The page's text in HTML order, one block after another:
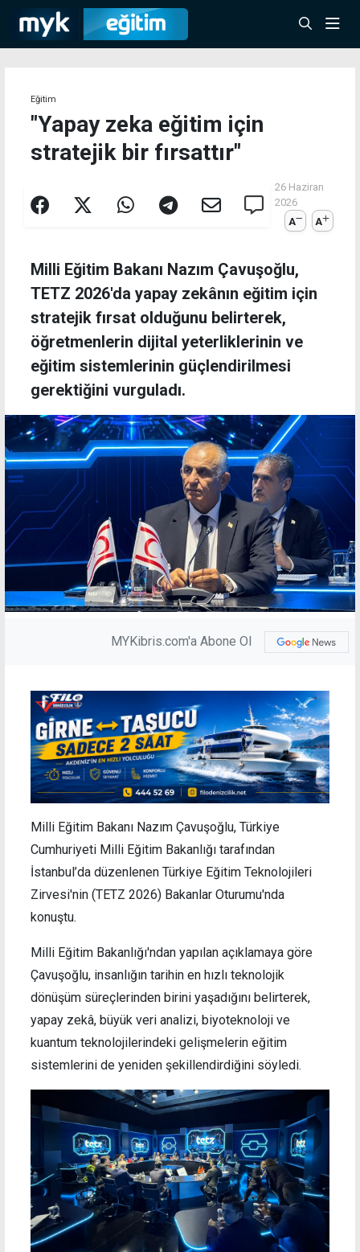
Eğitim
"Yapay zeka eğitim için
stratejik bir fırsattır"
26 Haziran
2026
A
A
Milli Eğitim Bakanı Nazım Çavuşoğlu,
TETZ 2026'da yapay zekânın eğitim için
stratejik fırsat olduğunu belirterek,
öğretmenlerin dijital yeterliklerinin ve
eğitim sistemlerinin güçlendirilmesi
gerektiğini vurguladı.
MYKibris.com'a Abone Ol
Milli Eğitim Bakanı Nazım Çavuşoğlu, Türkiye
Cumhuriyeti Milli Eğitim Bakanlığı tarafından
İstanbul’da düzenlenen Türkiye Eğitim Teknolojileri
Zirvesi'nin (TETZ 2026) Bakanlar Oturumu'nda
konuştu.
Milli Eğitim Bakanlığı'ndan yapılan açıklamaya göre
Çavuşoğlu, insanlığın tarihin en hızlı teknolojik
dönüşüm süreçlerinden birini yaşadığını belirterek,
yapay zekâ, büyük veri analizi, biyoteknoloji ve
kuantum teknolojilerindeki gelişmelerin eğitim
sistemlerini de yeniden şekillendirdiğini söyledi.